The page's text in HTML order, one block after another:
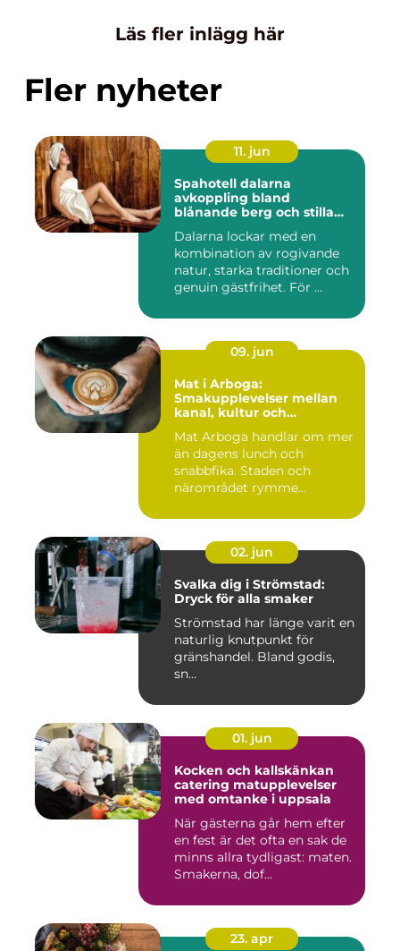
Läs fler inlägg här
Fler nyheter
11. jun
Spahotell dalarna
avkoppling bland
blånande berg och stilla
Dalarna lockar med en
kombination av rogivande
natur, starka traditioner och
genuin gästfrihet. För ...
09. jun
Mat i Arboga:
Smakupplevelser mellan
kanal, kultur och
Mat Arboga handlar om mer
än dagens lunch och
snabbfika. Staden och
närområdet rymme...
02. jun
Svalka dig i Strömstad:
Dryck för alla smaker
Strömstad har länge varit en
naturlig knutpunkt för
gränshandel. Bland godis,
sn...
01. jun
Kocken och kallskänkan
catering matupplevelser
med omtanke i uppsala
När gästerna går hem efter
en fest är det ofta en sak de
minns allra tydligast: maten.
Smakerna, dof...
23. apr